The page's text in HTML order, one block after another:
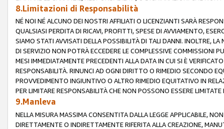
8.Limitazioni di Responsabilità
NÉ NOI NÉ ALCUNO DEI NOSTRI AFFILIATI O LICENZIANTI SARÀ
QUALSIASI PERDITA DI RICAVI, PROFITTI, SPESE DI AVVIAMENTO,
SIAMO STATI AVVISATI DELLA POSSIBILITÀ DI TALI DANNI. INOLTRE,
DI SERVIZIO NON POTRÀ ECCEDERE LE COMPLESSIVE COMMISSIONI
MESI IMMEDIATAMENTE PRECEDENTI ALLA DATA IN CUI SI È
RESPONSABILITÀ. RINUNCI AD OGNI DIRITTO O RIMEDIO SECONDO
PROVVEDIMENTO INGIUNTIVO O ALTRO RIMEDIO EQUITATIVO IN
PER LIMITARE RESPONSABILITÀ CHE NON POSSONO ESSERE LIMITATE
9.Manleva
NELLA MISURA MASSIMA CONSENTITA DALLA LEGGE APPLICABILE,
DIRETTAMENTE O INDIRETTAMENTE RIFERITA ALLA CREAZIONE,